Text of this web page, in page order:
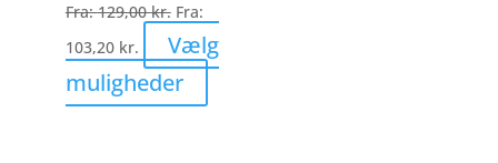
vælges
på
Fra:129,00kr. Fra:
103,20 kr.
Vælg
muligheder
vare